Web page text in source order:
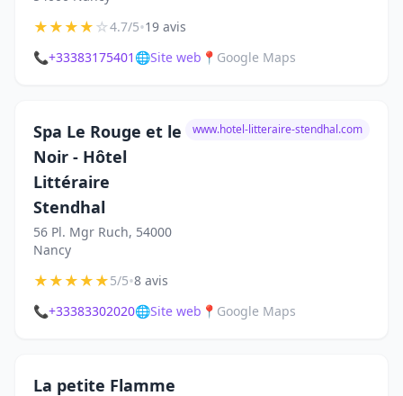
★★★★☆4.7/5•19 avis
📞+33383175401 🌐Site web 📍 Google Maps
Spa Le Rouge et le
Noir - Hôtel
Littéraire
Stendhal
56 Pl. Mgr Ruch, 54000
Nancy
www.hotel-litteraire-stendhal.com
★★★★★5/5•8 avis
📞+33383302020🌐Site web 📍 Google Maps
La petite Flamme